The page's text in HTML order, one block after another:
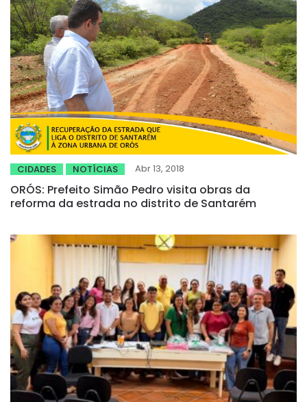
CIDADES NOTÍCIAS Abr 13, 2018
ORÓS: Prefeito Simão Pedro visita obras da
reforma da estrada no distrito de Santarém